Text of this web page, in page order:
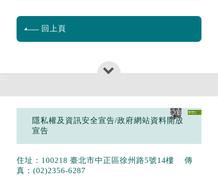
回上頁
隱私權及資訊安全宣告/政府網站資料開放
宣告
住址：100218 臺北市中正區徐州路5號14樓
傳
真：(02)2356-6287